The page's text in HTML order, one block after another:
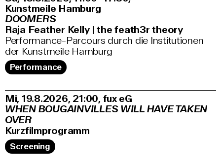
Kunstmeile Hamburg
DOOMERS
Raja Feather Kelly | the feath3r theory
Performance-Parcours durch die Institutionen
der Kunstmeile Hamburg
Performance
Mi, 19.8.2026 21:00, fux eG
WHEN BOUGAINVILLES WILL HAVE TAKEN
OVER
Kurzfilmprogramm
Screening